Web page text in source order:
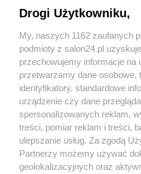
Sport
Społeczeństwo
Kultura
X Facebook
Drogi Użytkowniku,
My, naszych 1162 zaufanych
podmioty z salon24.pl
przechowujemy informacje na
przetwarzamy dane osobowe,
identyfikatory, standardowe
urządzenie czy dane
spersonalizowanych reklam,
treści, pomiar reklam i treści,
ulepszanie usług. Za zgodą
Partnerzy możemy używać
geolokalizacyjnych oraz